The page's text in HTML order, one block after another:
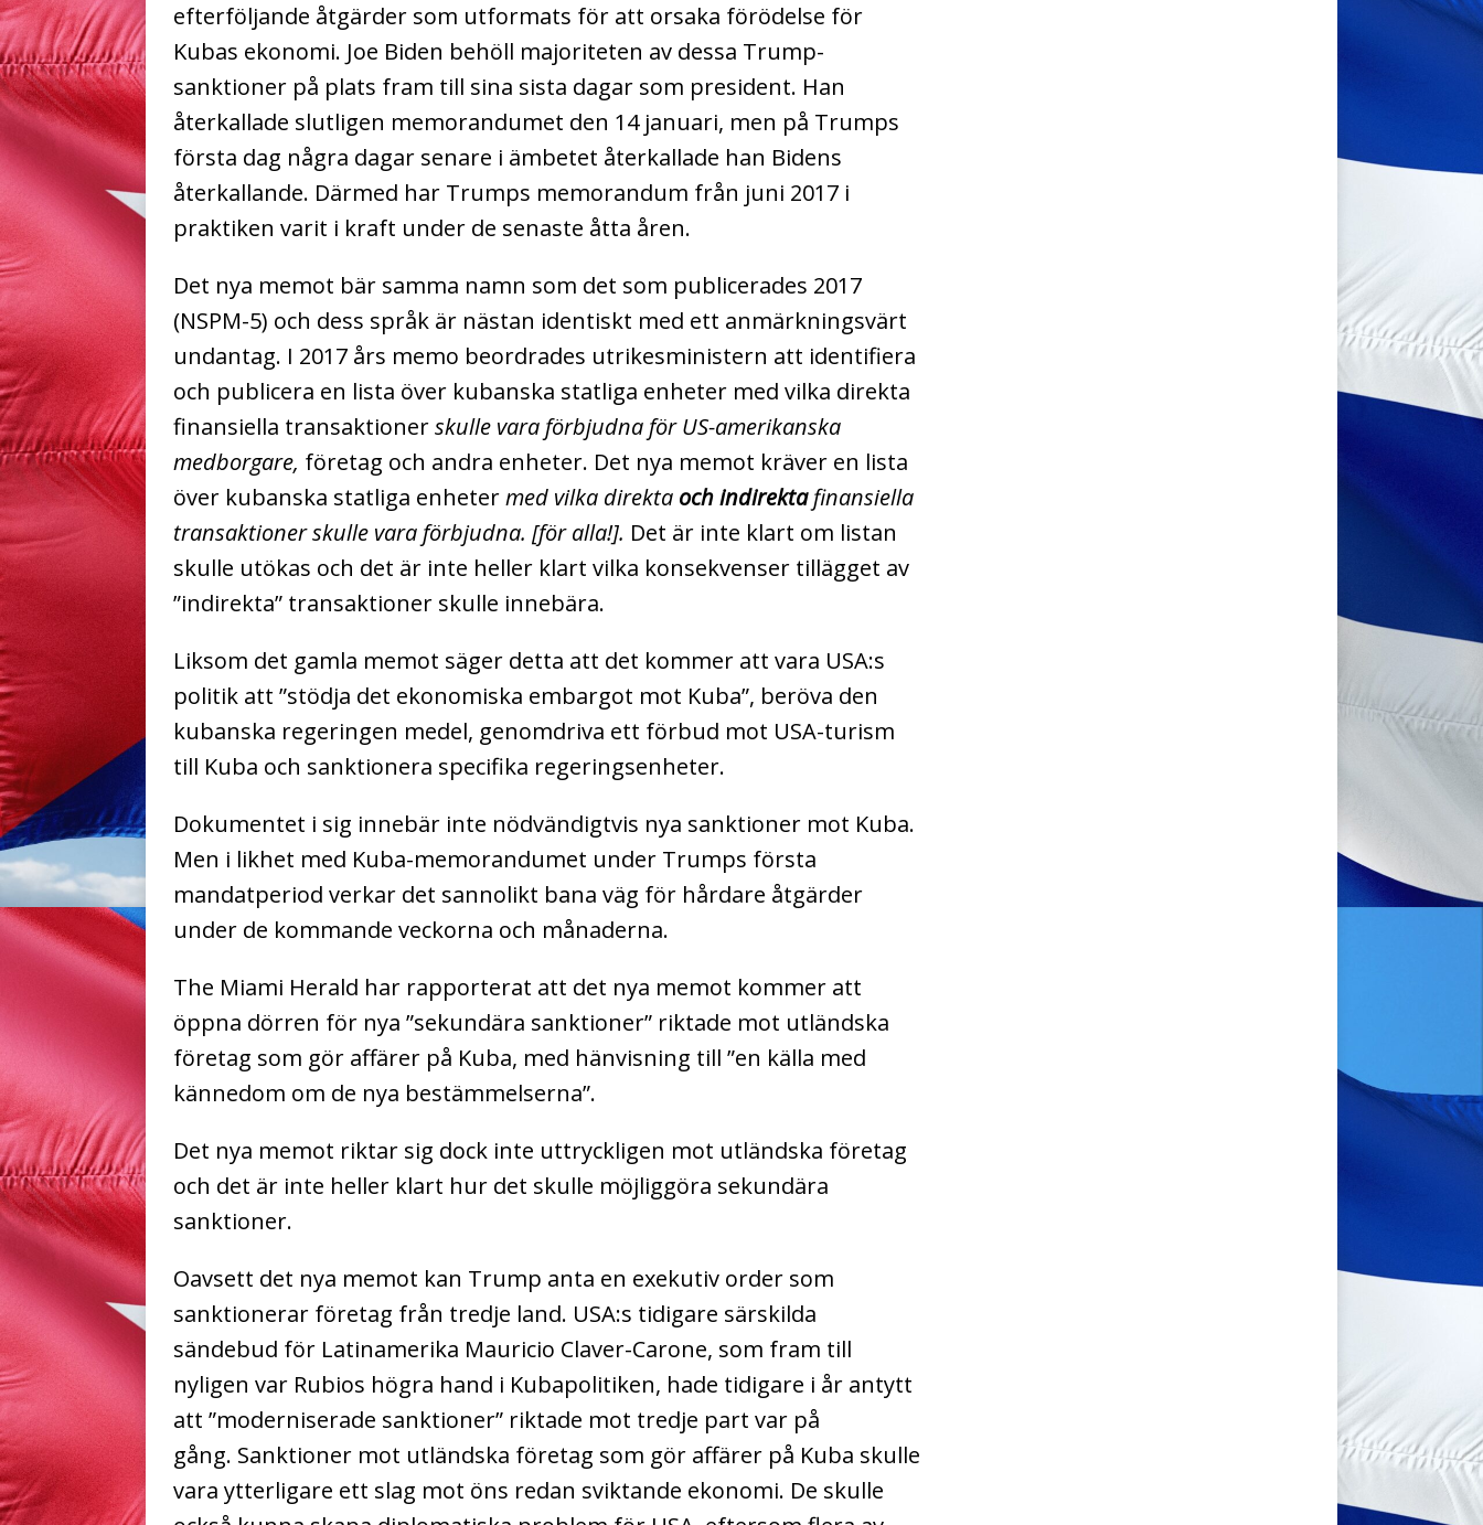
efterföljande åtgärder som utformats för att orsaka förödelse för
Kubas ekonomi. Joe Biden behöll majoriteten av dessa Trump-
sanktioner på plats fram till sina sista dagar som president. Han
återkallade slutligen memorandumet den 14 januari, men på Trumps
första dag några dagar senare i ämbetet återkallade han Bidens
återkallande. Därmed har Trumps memorandum från juni 2017 i
praktiken varit i kraft under de senaste åtta åren.
Det nya memot bär samma namn som det som publicerades 2017
(NSPM-5) och dess språk är nästan identiskt med ett anmärkningsvärt
undantag. I 2017 års memo beordrades utrikesministern att identifiera
och publicera en lista över kubanska statliga enheter med vilka direkta
finansiella transaktionerskulle vara förbjudna för US-amerikanska
medborgare, företag och andra enheter. Det nya memot kräver en lista
över kubanska statliga enhetermed vilka direkta och indirektafinansiella
transaktioner skulle vara förbjudna. [för alla!]. Det är inte klart om listan
skulle utökas och det är inte heller klart vilka konsekvenser tillägget av
”indirekta” transaktioner skulle innebära.
Liksom det gamla memot säger detta att det kommer att vara USA:s
politik att ”stödja det ekonomiska embargot mot Kuba”, beröva den
kubanska regeringen medel, genomdriva ett förbud mot USA-turism
till Kuba och sanktionera specifika regeringsenheter.
Dokumentet i sig innebär inte nödvändigtvis nya sanktioner mot Kuba.
Men i likhet med Kuba-memorandumet under Trumps första
mandatperiod verkar det sannolikt bana väg för hårdare åtgärder
under de kommande veckorna och månaderna.
The Miami Herald har rapporterat att det nya memot kommer att
öppna dörren för nya ”sekundära sanktioner” riktade mot utländska
företag som gör affärer på Kuba, med hänvisning till ”en källa med
kännedom om de nya bestämmelserna”.
Det nya memot riktar sig dock inte uttryckligen mot utländska företag
och det är inte heller klart hur det skulle möjliggöra sekundära
sanktioner.
Oavsett det nya memot kan Trump anta en exekutiv order som
sanktionerar företag från tredje land. USA:s tidigare särskilda
sändebud för Latinamerika Mauricio Claver-Carone, som fram till
nyligen var Rubios högra hand i Kubapolitiken, hade tidigare i år antytt
att ”moderniserade sanktioner” riktade mot tredje part var på
gång. Sanktioner mot utländska företag som gör affärer på Kuba skulle
vara ytterligare ett slag mot öns redan sviktande ekonomi. De skulle